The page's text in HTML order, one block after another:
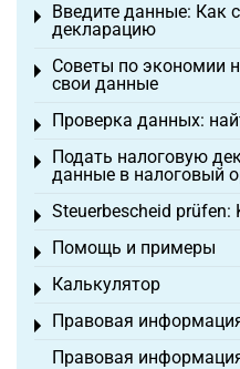
Введите данные: Как
декларацию
Toggle menu
Советы по экономии
свои данные
Toggle menu
Проверка данных:
Toggle menu
Подать налоговую
данные в налоговый
Toggle menu
Steuerbescheid prüfen:
Toggle menu
Помощь и примеры
Toggle menu
Калькулятор
Toggle menu
Правовая
Toggle menu
Правовая